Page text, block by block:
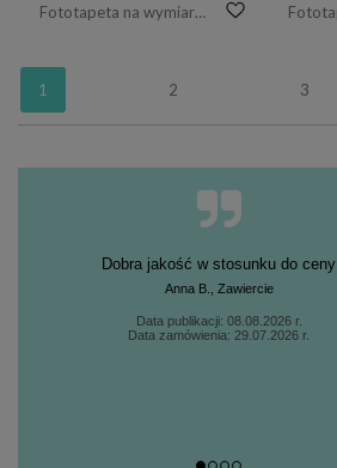
Fototapeta na wymiar 4k close up of chameleon on a branch
1 2 3
Dobra jakość w stosunku do ceny
Anna B., Zawiercie
Data publikacji: 08.08.2026 r.
Data zamówienia: 29.07.2026 r.